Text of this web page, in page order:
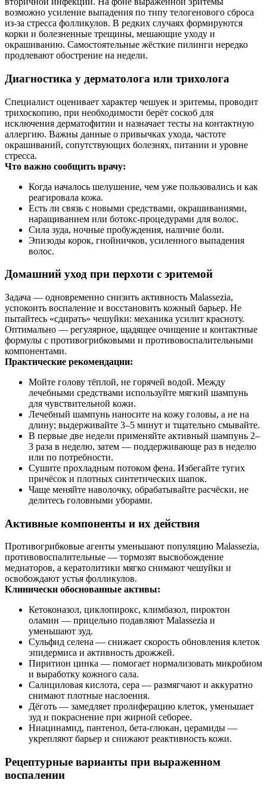
возможно усиление выпадения по типу телогенового сброса
из‑за стресса фолликулов. В редких случаях формируются
корки и болезненные трещины, мешающие уходу и
окрашиванию. Самостоятельные жёсткие пилинги нередко
продлевают обострение на недели.
Диагностика у дерматолога или трихолога
Специалист оценивает характер чешуек и эритемы, проводит
трихоскопию, при необходимости берёт соскоб для
исключения дерматофитии и назначает тесты на контактную
аллергию. Важны данные о привычках ухода, частоте
окрашиваний, сопутствующих болезнях, питании и уровне
стресса.
Что важно сообщить врачу:
Когда началось шелушение, чем уже пользовались и как
реагировала кожа.
Есть ли связь с новыми средствами, окрашиваниями,
наращиванием или ботокс‑процедурами для волос.
Сила зуда, ночные пробуждения, наличие боли.
Эпизоды корок, гнойничков, усиленного выпадения
волос.
Домашний уход при перхоти с эритемой
Задача — одновременно снизить активность Malassezia,
успокоить воспаление и восстановить кожный барьер. Не
пытайтесь «сдирать» чешуйки: механика усилит красноту.
Оптимально — регулярное, щадящее очищение и контактные
формулы с противогрибковыми и противовоспалительными
компонентами.
Практические рекомендации:
Мойте голову тёплой, не горячей водой. Между
лечебными средствами используйте мягкий шампунь
для чувствительной кожи.
Лечебный шампунь наносите на кожу головы, а не на
длину; выдерживайте 3–5 минут и тщательно смывайте.
В первые две недели применяйте активный шампунь 2–
3 раза в неделю, затем — поддерживающе раз в неделю
или по потребности.
Сушите прохладным потоком фена. Избегайте тугих
причёсок и плотных синтетических шапок.
Чаще меняйте наволочку, обрабатывайте расчёски, не
делитесь головными уборами.
Активные компоненты и их действия
Противогрибковые агенты уменьшают популяцию Malassezia,
противовоспалительные — тормозят высвобождение
медиаторов, а кератолитики мягко снимают чешуйки и
освобождают устья фолликулов.
Клинически обоснованные активы:
Кетоконазол, циклопирокс, климбазол, пироктон
оламин — прицельно подавляют Malassezia и
уменьшают зуд.
Сульфид селена — снижает скорость обновления клеток
эпидермиса и активность дрожжей.
Пиритион цинка — помогает нормализовать микробиом
и выработку кожного сала.
Салициловая кислота, сера — размягчают и аккуратно
снимают плотные наслоения.
Дёготь — замедляет пролиферацию клеток, уменьшает
зуд и покраснение при жирной себорее.
Ниацинамид, пантенол, бета‑глюкан, церамиды —
укрепляют барьер и снижают реактивность кожи.
Рецептурные варианты при выраженном
воспалении